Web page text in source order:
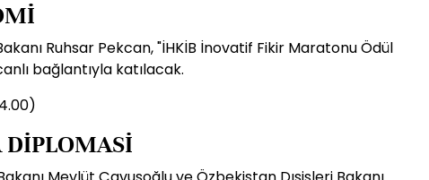
Ruhsar Pekcan, "İHKİB İnovatif Fikir Maratonu Ödül
bağlantıyla katılacak.
DİPLOMASİ